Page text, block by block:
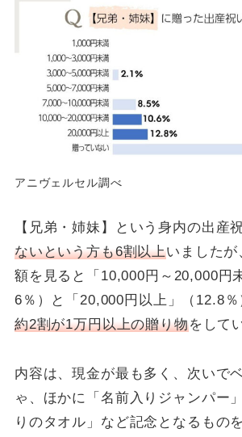
アニヴェルセル調べ
【兄弟・姉妹】という身内の出産
ないという方も6割以上いましたが
額を見ると「10,000円～20,000円
6％）と「20,000円以上」（12.8％
約2割が1万円以上の贈り物をして
内容は、現金が最も多く、次いで
ゃ、ほかに「名前入りジャンパー
りのタオル」など記念となるもの